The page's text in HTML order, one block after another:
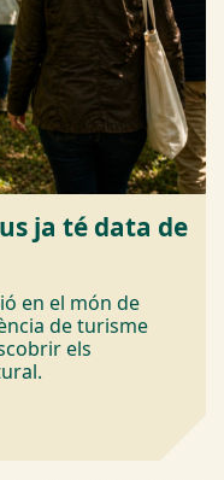
ja té data de
en el món de
de turisme
els